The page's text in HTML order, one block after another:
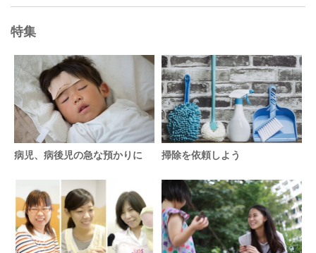
特集
病児、病後児の急な預かりに 掃除を依頼しよう